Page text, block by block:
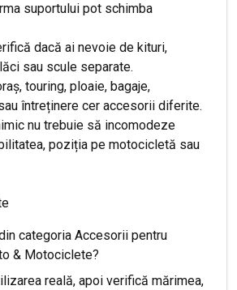
suportului pot schimba
dacă ai nevoie de kituri,
sau scule separate.
touring, ploaie, bagaje,
întreținere cer accesorii diferite.
nu trebuie să incomodeze
poziția pe motocicletă sau
categoria Accesorii pentru
& Motociclete?
reală, apoi verifică mărimea,